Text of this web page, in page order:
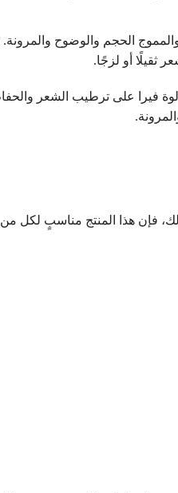
الحجم والوضوح والمرونة.
ثقيلًا أو لزجًا.
فيرا على ترطيب الشعر
فإن هذا المنتج مناسبٍ لكل من